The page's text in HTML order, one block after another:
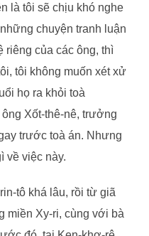
là tôi sẽ chịu khó nghe
chuyện tranh luận
riêng của các ông, thì
tôi không muốn xét xử
họ ra khỏi toà
Xốt-thê-nê, trưởng
trước toà án. Nhưng
về việc này.
tô khá lâu, rồi từ giã
miền Xy-ri, cùng với bà